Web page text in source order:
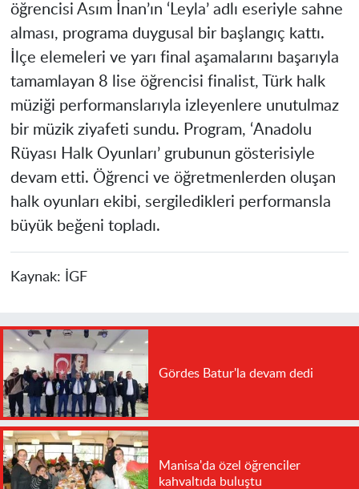
öğrencisi Asım İnan’ın ‘Leyla’ adlı eseriyle sahne
alması, programa duygusal bir başlangıç kattı.
İlçe elemeleri ve yarı final aşamalarını başarıyla
tamamlayan 8 lise öğrencisi finalist, Türk halk
müziği performanslarıyla izleyenlere unutulmaz
bir müzik ziyafeti sundu. Program, ‘Anadolu
Rüyası Halk Oyunları’ grubunun gösterisiyle
devam etti. Öğrenci ve öğretmenlerden oluşan
halk oyunları ekibi, sergiledikleri performansla
büyük beğeni topladı.
Kaynak: İGF
Gördes Batur'la devam dedi
Manisa'da özel öğrenciler
kahvaltıda buluştu